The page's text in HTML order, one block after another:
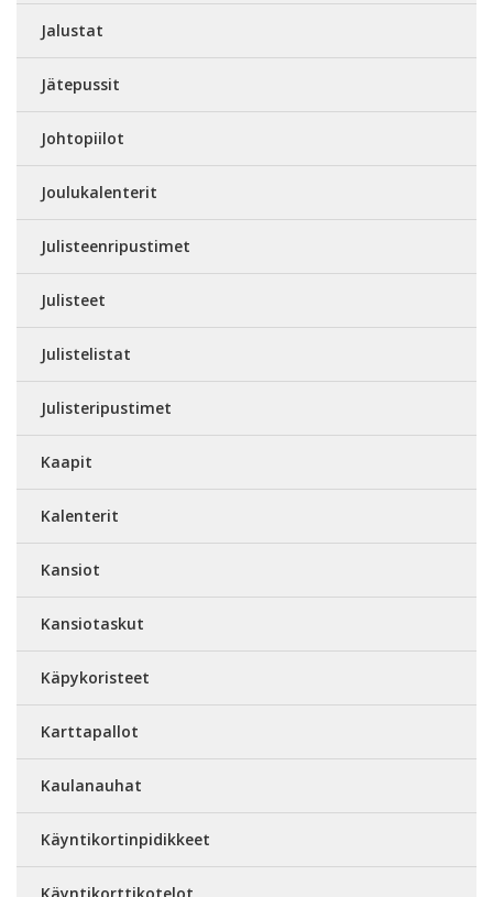
Jalustat
Jätepussit
Johtopiilot
Joulukalenterit
Julisteenripustimet
Julisteet
Julistelistat
Julisteripustimet
Kaapit
Kalenterit
Kansiot
Kansiotaskut
Käpykoristeet
Karttapallot
Kaulanauhat
Käyntikortinpidikkeet